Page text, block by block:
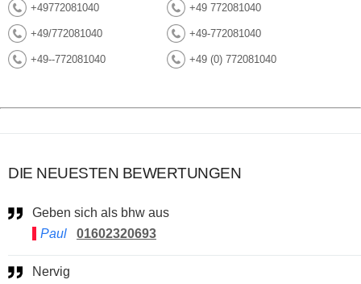
+49772081040 +49 772081040
+49/772081040 +49-772081040
+49--772081040 +49 (0) 772081040
DIE NEUESTEN BEWERTUNGEN
Geben sich als bhw aus
Paul
01602320693
Nervig